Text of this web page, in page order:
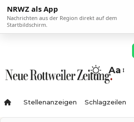
NRWZ als App
Nachrichten aus der Region direkt auf dem
Startbildschirm.
Aa
Stellenanzeigen Schlagzeilen